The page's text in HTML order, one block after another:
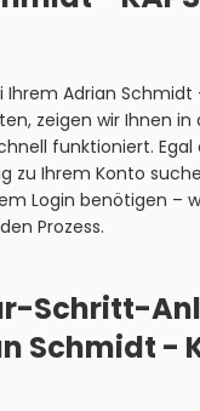
Adrian Schmidt -
zeigen wir Ihnen in
funktioniert. Egal
zu Ihrem Konto
Login benötigen –
Prozess.
Schritt-
Schmidt -